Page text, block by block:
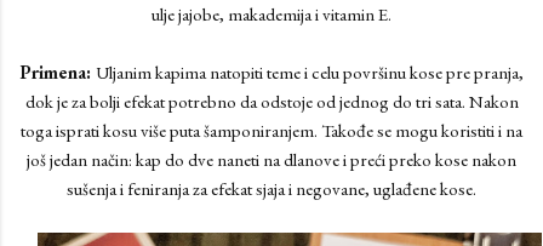
ulje jajobe, makademija i vitamin E.
Primena: Uljanim kapima natopiti teme i celu površinu kose pre pranja,
dok je za bolji efekat potrebno da odstoje od jednog do tri sata. Nakon
toga isprati kosu više puta šamponiranjem. Takođe se mogu koristiti i na
još jedan način: kap do dve naneti na dlanove i preći preko kose nakon
sušenja i feniranja za efekat sjaja i negovane, uglađene kose.